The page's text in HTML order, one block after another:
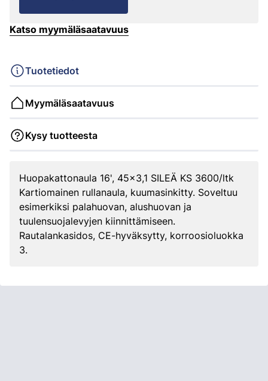
Katso myymäläsaatavuus
Tuotetiedot
Myymäläsaatavuus
Kysy tuotteesta
Huopakattonaula 16', 45x3,1 SILEÄ KS 3600/ltk
Kartiomainen rullanaula, kuumasinkitty. Soveltuu
esimerkiksi palahuovan, alushuovan ja
tuulensuojalevyjen kiinnittämiseen.
Rautalankasidos, CE-hyväksytty, korroosioluokka
3.